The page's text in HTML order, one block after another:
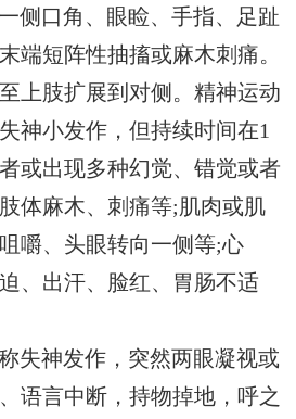
侧口角、眼睑、手指、足趾
端短阵性抽搐或麻木刺痛。
上肢扩展到对侧。精神运动
神小发作，但持续时间在1
或出现多种幻觉、错觉或者
体麻木、刺痛等;肌肉或肌
嚼、头眼转向一侧等;心
、出汗、脸红、胃肠不适
失神发作，突然两眼凝视或
语言中断，持物掉地，呼之